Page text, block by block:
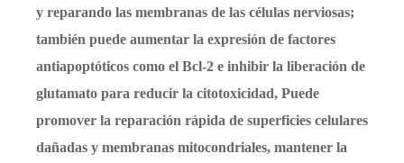
y reparando las membranas de las células nerviosas;
también puede aumentar la expresión de factores
antiapoptóticos como el Bcl-2 e inhibir la liberación de
glutamato para reducir la citotoxicidad, Puede
promover la reparación rápida de superficies celulares
dañadas y membranas mitocondriales, mantener la